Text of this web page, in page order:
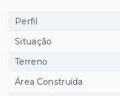
Perfil
Situação
Terreno
Área Construída